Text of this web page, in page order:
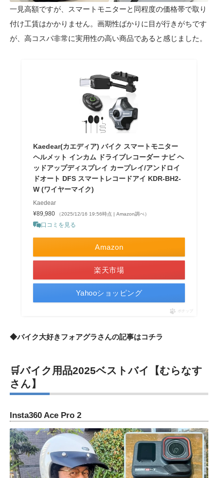
一見高額ですが、スマートモニターと同程度の価格帯で取り
付け工賃はかかりません。画期性ばかりに目が行きがちです
が、高コスパ非常に実用性の高い商品であると感じました。
Kaedear(カエディア) バイク スマートモニター
ヘルメット インカム ドライブレコーダー ナビ ヘ
ッドアップディスプレイ カープレイ/アンドロイ
ドオート DFS スマートレコードアイ KDR-BH2-
W (ワイヤーマイク)
Kaedear
¥89,980
（2025/12/16 19:56時点 | Amazon調べ）
口コミを見る
Amazon
楽天市場
Yahooショッピング
ポチップ
◆バイク大好きフォアグラさんの記事はコチラ
🛒バイク用品2025ベストバイ【むらなす
さん】
Insta360 Ace Pro 2